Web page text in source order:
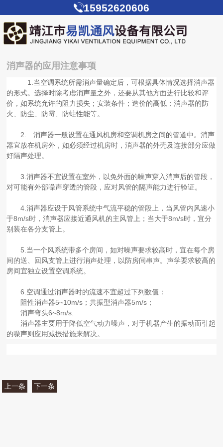
15952620606
消声器的应用注意事项
1.当空调系统所需消声量确定后，可根据具体情况选择消声器
的形式。选择时除考虑消声量之外，还要从其他方面进行比较和评
价，如系统允许的阻力损失；安装条件；造价的高低；消声器的防
火、防尘、防霉、防蛀性能等。
2. 消声器一般设置在通风机房和空调机房之间的管道中。消声
器宜放在机房外，如必须经过机房时，消声器的外壳及连接部分应做
好隔声处理。
3.消声器不宜设置在室外，以免外面的噪声穿入消声后的管段，
对可能有外部噪声穿透的管段，应对风管的隔声能力进行验证。
4.消声器应设于风管系统中气流平稳的管段上，当风管内风速小
于8m/s时，消声器应接近通风机的主风管上；当大于8m/s时，宜分
别装在各分支管上。
5.当一个风系统带多个房间，如对噪声要求较高时，宜在每个房
间的送、回风支管上进行消声处理，以防房间串声。声学要求较高的
房间宜独立设置空调系统。
6.空调通过消声器时的流速不宜超过下列数值：
阻性消声器5~10m/s；共振型消声器5m/s；
消声弯头6~8m/s.
消声器主要用于降低空气动力噪声，对于机器产生的振动而引起
的噪声则应用减振措施来解决。
上一条 下一条